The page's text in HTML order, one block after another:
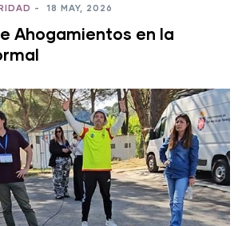
- 18 MAY, 2026
Ahogamientos en la